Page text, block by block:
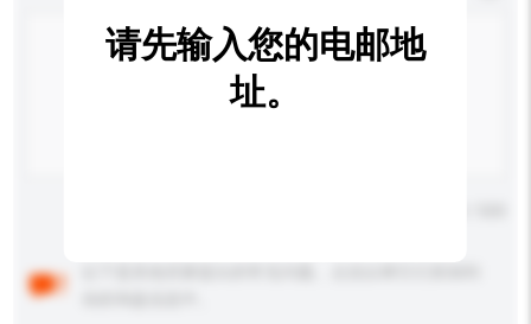
请先输入您的电邮地
址。